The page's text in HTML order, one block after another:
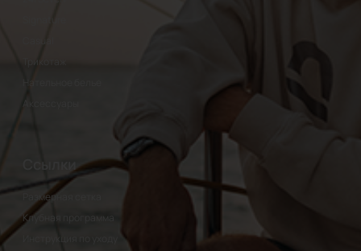
Аксессуары
Размерная сетка
Клубная программа